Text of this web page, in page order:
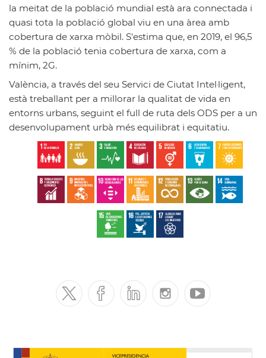
la meitat de la població mundial està ara connectada i
quasi tota la població global viu en una àrea amb
cobertura de xarxa mòbil. S'estima que, en 2019, el 96,5
% de la població tenia cobertura de xarxa, com a
mínim, 2G.
València, a través del seu Servici de Ciutat Intel·ligent,
està treballant per a millorar la qualitat de vida en
entorns urbans, seguint el full de ruta dels ODS per a un
desenvolupament urbà més equilibrat i equitatiu.